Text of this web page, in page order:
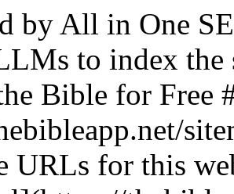
Messianic Bible. Messianic Bible provides you with the World Messianic Bible (WMB) and enables you to have access to the entire verses in offline mode. WMB Bible is an English translation of the Bible and is widely used within Messianic Judaism, a religious movement that - [Bíblia](https://thebibleapp.net/biblia-3/) - A Bíblia João Ferreira de Almeida com comentários Moody em português. Bíblia João Ferreira de Almeida Atualizada Concordância bíblica Comentário bíblico Moody em português Áudio Bíblia Offline Bíblia João Ferreira de Almeida Atualizada A Bíblia João Ferreira de Almeida é a Bíblia preferida pelas igrejas cristãs evangélicas. O nome de Bíblia Almeida corresponde a uma - [Bibel kommentar](https://thebibleapp.net/bibel-kommentar/) - Lesen oder hören Sie Karl Heinrichs Kommentar zu der Bibel kostenlos Luther Bibel 1912 (LUT) Karl Heinrich Kommentar Querverweise Offline LUTHER BIBEL Heute bieten wir die überarbeitete Version der deutschen Übersetzung von Martin Luther (1912) an, eine ausgezeichnete deutsche Übersetzung der Heiligen Schrift. Die Lutherbibel ist eine deutsche Übersetzung der Bibel aus den Originaltexten in - [Neues Testament Deutsch](https://thebibleapp.net/neues-testament-deutsch/) - Lesen oder Hören Sie das Neue Testament in Deutsch kostenlos *Neues Testament der LUTHER BIBEL (1912) *Audio Bibel *Oflline NEUES TESTAMENT Das Neue Testament ist der zweite Teil der Bibel und besteht aus einer Reihe von Büchern und Briefen, die nach dem Tod Jesu geschrieben wurden. Im Neuen Testament finden wir viele Informationen über das - [Bíblia](https://thebibleapp.net/biblia-2/) - A Bíblia João Ferreira de Almeida com comentários Moody em português. Bíblia João Ferreira de Almeida Atualizada Concordância bíblica Comentário bíblico Moody em português Áudio Bíblia Offline Bíblia João Ferreira de Almeida Atualizada A Bíblia João Ferreira de Almeida é a Bíblia preferida pelas igrejas cristãs evangélicas. O nome de Bíblia Almeida corresponde a uma - [Catholic Bible Commentary](https://thebibleapp.net/catholic-bible-commentary/) - George Haydock's Catholic Commentary on the whole Bible Douay-Rheims Bible George Haydock's Catholic Bible Commentary Cross-references Offline Looking for a Catholic Study Bible? Catholic Bible commentary helps you read and understand the Holy Bible. Download the well-known Douay-Rheims Catholic Bible with commentaries by George Haydock. DOUAY-RHEIMS CATHOLIC EDITION The Douay-Rheims Bible is an English translation - [Biblia en audio](https://thebibleapp.net/biblia-en-audio/) - Descargue la Biblia audio más completa e intuitiva. Escuche sus versículos preferidos tanto en línea como offline, sin internet. Gracias a la tecnología de los smartphones hoy podemos tener la Biblia cristiana en nuestro teléfono. Dios